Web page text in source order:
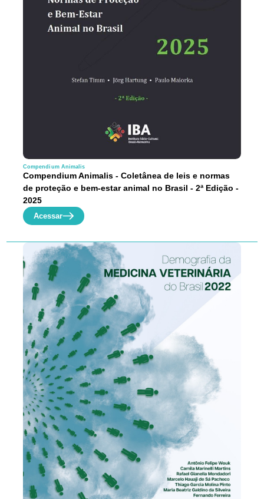
Compendium Animalis
Compendium Animalis - Coletânea de leis e normas
de proteção e bem-estar animal no Brasil - 2ª Edição -
2025
Acessar